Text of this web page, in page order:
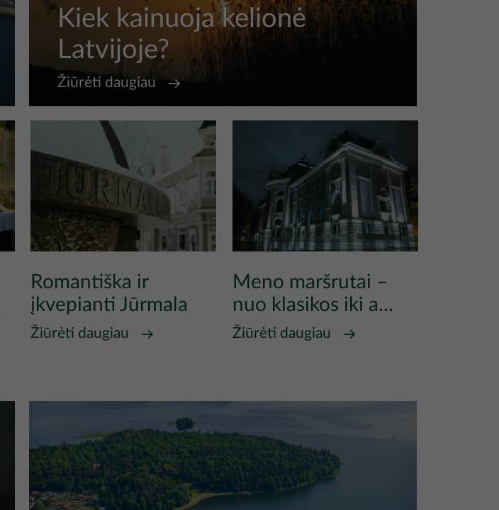
Kiek kainuoja kelionė
Latvijoje?
Žiūrėti daugiau
Romantiška ir
įkvepianti Jūrmala
Žiūrėti daugiau
Meno maršrutai –
nuo klasikos iki a...
Žiūrėti daugiau